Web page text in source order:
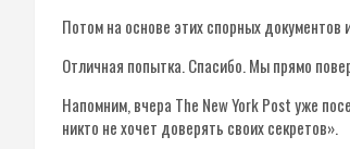
Потом на основе этих спорных
Отличная попытка. Спасибо. Мы прямо
Напомним, вчера The New York Post уже
никто не хочет доверять своих секретов».